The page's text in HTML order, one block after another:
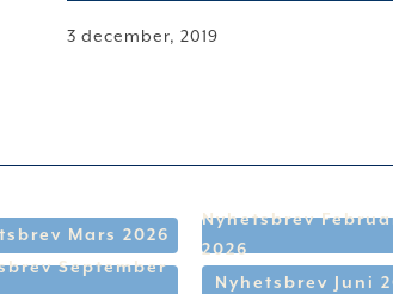
3 december, 2019
Mars 2026
Nyhetsbrev
2026
September
Nyhetsbrev Juni